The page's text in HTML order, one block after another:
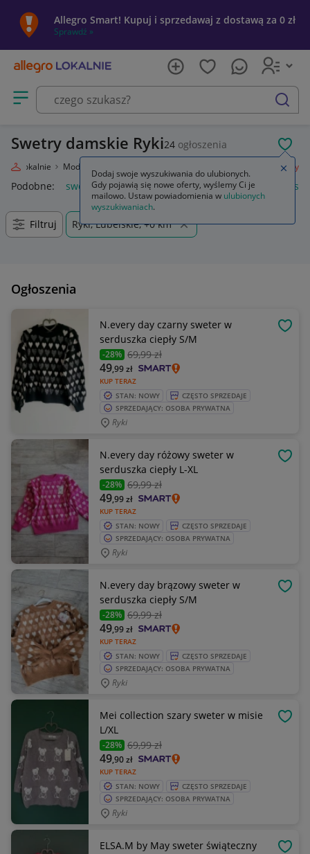
Allegro Smart! Kupuj i sprzedawaj z dostawą za 0 zł
Sprawdź »
Otwórz menu z kategoriami
szukaj
Swetry damskie Ryki24 ogłoszenia
Lokalnie Moda Swetry
Podobne: swetry damskie swetry rozpinane swetry
Filtruj Ryki, Lubelskie, +0 km
Ogłoszenia
N.every day czarny sweter w
serduszka ciepły S/M
-28% 69,99 zł
KUP TERAZ
49,99zł
STAN: NOWY
CZĘSTO SPRZEDAJE
SPRZEDAJĄCY: OSOBA PRYWATNA
Ryki
N.every day różowy sweter w
serduszka ciepły L-XL
-28% 69,99 zł
KUP TERAZ
49,99zł
STAN: NOWY
CZĘSTO SPRZEDAJE
SPRZEDAJĄCY: OSOBA PRYWATNA
Ryki
N.every day brązowy sweter w
serduszka ciepły S/M
-28% 69,99 zł
KUP TERAZ
49,99zł
STAN: NOWY
CZĘSTO SPRZEDAJE
SPRZEDAJĄCY: OSOBA PRYWATNA
Ryki
Mei collection szary sweter w misie
L/XL
-28% 69,99 zł
KUP TERAZ
49,90zł
STAN: NOWY
CZĘSTO SPRZEDAJE
SPRZEDAJĄCY: OSOBA PRYWATNA
Ryki
ELSA.M by May sweter świąteczny
Dodaj swoje wyszukiwania do ulubionych.
Gdy pojawią się nowe oferty, wyślemy Ci je
mailowo. Ustaw powiadomienia w ulubionych
wyszukiwaniach.